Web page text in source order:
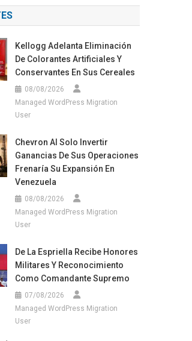
Kellogg Adelanta Eliminación
De Colorantes Artificiales Y
Conservantes En Sus Cereales
08/08/2026
Managed WordPress Migration
User
Chevron Al Solo Invertir
Ganancias De Sus Operaciones
Frenaría Su Expansión En
Venezuela
08/08/2026
Managed WordPress Migration
User
De La Espriella Recibe Honores
Militares Y Reconocimiento
Como Comandante Supremo
07/08/2026
Managed WordPress Migration
User